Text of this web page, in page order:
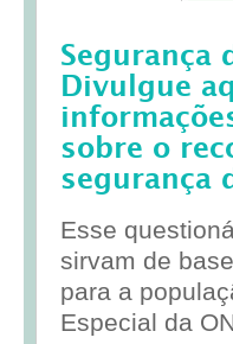
Segurança
Divulgue
sobre o
segurança
Esse
sirvam de
para a
Especial da